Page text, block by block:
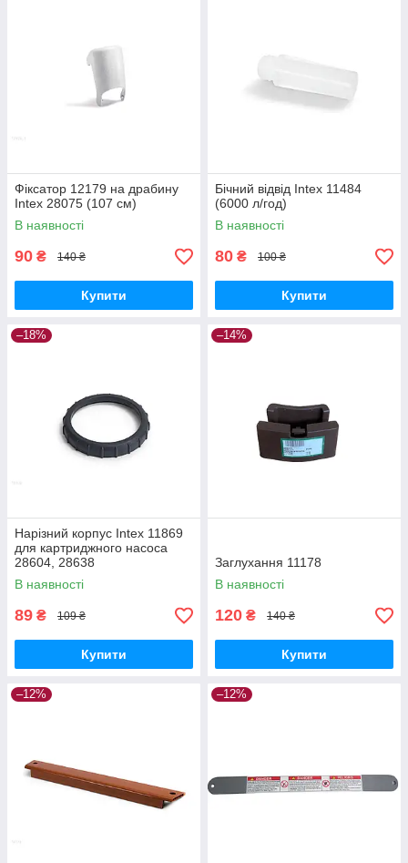
Фіксатор 12179 на драбину
Intex 28075 (107 см)
В наявності
90 ₴ 140 ₴
Купити
Бічний відвід Intex 11484
(6000 л/год)
В наявності
80 ₴ 100 ₴
Купити
–18%
Нарізний корпус Intex 11869
для картриджного насоса
28604, 28638
В наявності
89 ₴ 109 ₴
Купити
–14%
Заглухання 11178
В наявності
120 ₴ 140 ₴
Купити
–12% –12%